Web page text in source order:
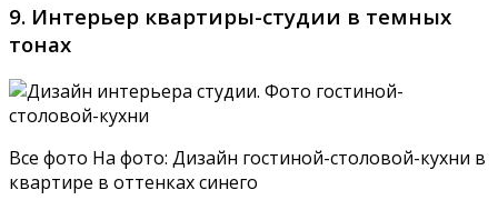
9. Интерьер квартиры-студии в темных
тонах
Все фото На фото: Дизайн гостиной-столовой-кухни в
квартире в оттенках синего